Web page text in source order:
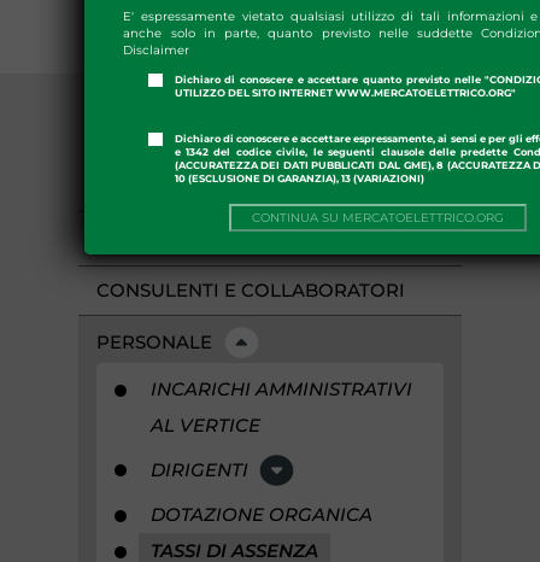
E' espressamente vietato qualsiasi utilizzo di tali informazioni
anche solo in parte, quanto previsto nelle suddette
Disclaimer
Dichiaro di conoscere e accettare quanto previsto nelle
UTILIZZO DEL SITO INTERNET WWW.MERCATOELETTRICO.ORG"
Dichiaro di conoscere e accettare espressamente, ai sensi e per gli
e 1342 del codice civile, le seguenti clausole delle predette
(ACCURATEZZA DEI DATI PUBBLICATI DAL GME), 8 (ACCURATEZZA
10 (ESCLUSIONE DI GARANZIA), 13 (VARIAZIONI)
CONTINUA SU MERCATOELETTRICO.ORG
DISPOSIZIONI GENERALI
ORGANIZZAZIONE
CONSULENTI E COLLABORATORI
PERSONALE
INCARICHI AMMINISTRATIVI
AL VERTICE
DIRIGENTI
DOTAZIONE ORGANICA
TASSI DI ASSENZA